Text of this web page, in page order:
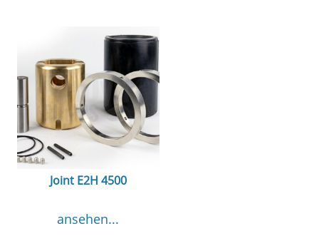
Joint E2H 4500
ansehen...